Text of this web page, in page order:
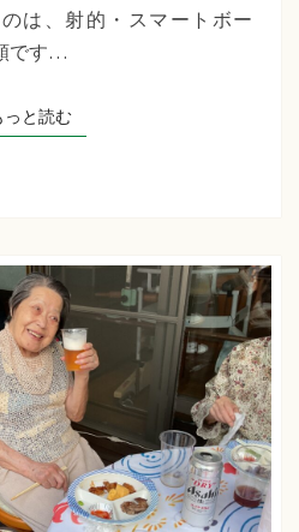
千
草
ち
ス
は、射的・スマートボー
です…
っと読むもっと読む